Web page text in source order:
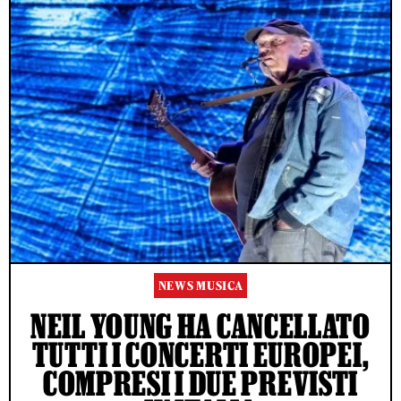
NEWS MUSICA
NEIL YOUNG HA CANCELLATO
TUTTI I CONCERTI EUROPEI,
COMPRESI I DUE PREVISTI